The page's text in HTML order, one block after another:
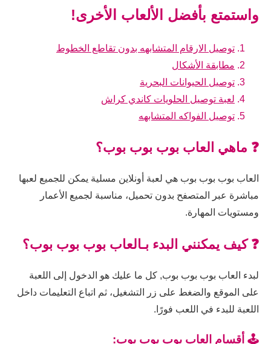
واستمتع بأفضل الألعاب الأخرى!
توصيل الارقام المتشابهه بدون تقاطع الخطوط
مطابقة الأشكال
توصيل الحيوانات البحرية
لعبة توصيل الحلويات كاندي كراش
توصيل الفواكه المتشابهه
❓ ماهي العاب بوب بوب بوب؟
العاب بوب بوب بوب هي لعبة أونلاين مسلية يمكن للجميع لعبها
مباشرة عبر المتصفح بدون تحميل، مناسبة لجميع الأعمار
ومستويات المهارة.
❓ كيف يمكنني البدء بـالعاب بوب بوب بوب؟
لبدء العاب بوب بوب بوب, كل ما عليك هو الدخول إلى اللعبة
على الموقع والضغط على زر التشغيل، ثم اتباع التعليمات داخل
اللعبة للبدء في اللعب فورًا.
🕹️ أقسام العاب بوب بوب بوب: